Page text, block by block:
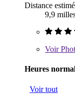
Distance
9,9
Voir
Heures
Voir tout